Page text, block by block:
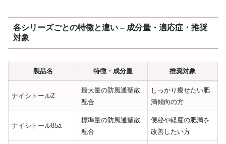
各シリーズごとの特徴と違い – 成分量・適応症・推奨
対象
製品名 特徴・成分量 推奨対象
ナイシトールZ
最大量の防風通聖散
配合
しっかり痩せたい肥
満傾向の方
ナイシトール85a
標準量の防風通聖散
配合
便秘や軽度の肥満を
改善したい方